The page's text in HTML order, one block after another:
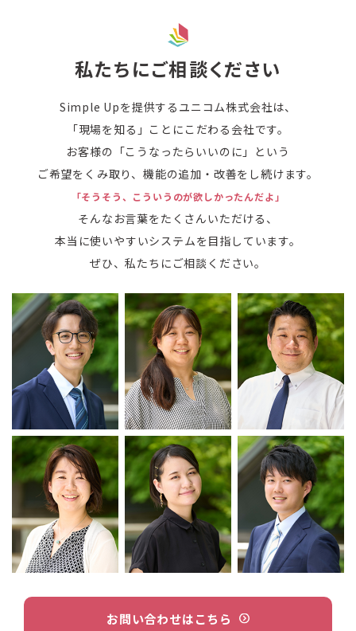
私たちにご相談ください
Simple Upを提供するユニコム株式会社は、
「現場を知る」ことにこだわる会社です。
お客様の「こうなったらいいのに」という
ご希望をくみ取り、機能の追加・改善をし続けます。
「そうそう、こういうのが欲しかったんだよ」
そんなお言葉をたくさんいただける、
本当に使いやすいシステムを目指しています。
ぜひ、私たちにご相談ください。
お問い合わせはこちら